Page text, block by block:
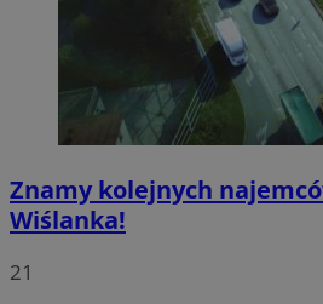
Znamy kolejnych
Wiślanka!
21